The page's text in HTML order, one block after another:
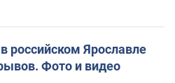
российском Ярославле
Фото и видео